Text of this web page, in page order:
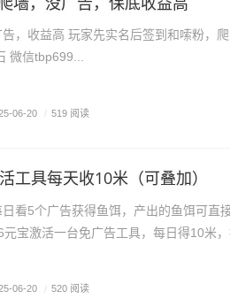
，收益高 玩家先实名后签到和嗦粉，
微信tbp699...
06-20 / 519 阅读
工具每天收10米（可叠加）
看5个广告获得鱼饵，产出的鱼饵可直
宝激活一台免广告工具，每日得10米，
06-20 / 520 阅读